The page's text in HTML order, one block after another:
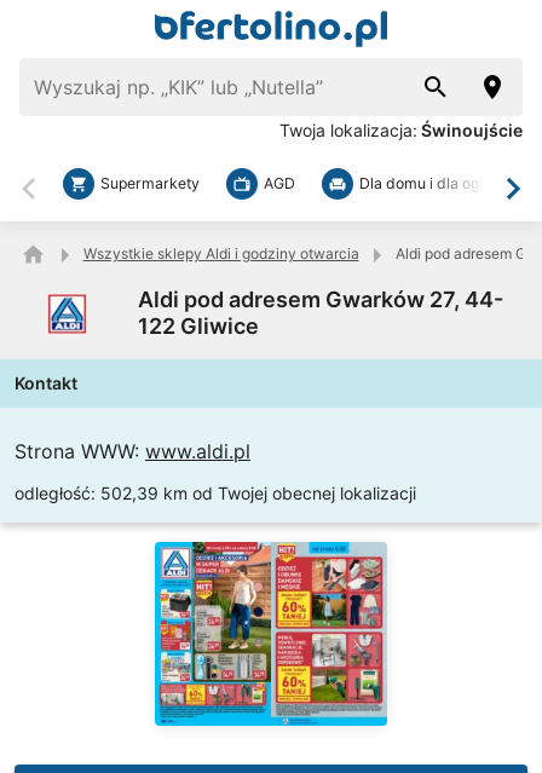
Twoja lokalizacja: Świnoujście
Wstecz
Supermarkety AGD Dla domu i dla ogrodu
Wszystkie sklepy Aldi i godziny otwarcia Aldi pod adresem
Aldi pod adresem Gwarków 27, 44-
122 Gliwice
Kontakt
Strona WWW: www.aldi.pl
odległość: 502,39 km od Twojej obecnej lokalizacji